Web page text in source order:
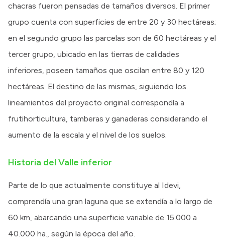
chacras fueron pensadas de tamaños diversos. El primer
grupo cuenta con superficies de entre 20 y 30 hectáreas;
en el segundo grupo las parcelas son de 60 hectáreas y el
tercer grupo, ubicado en las tierras de calidades
inferiores, poseen tamaños que oscilan entre 80 y 120
hectáreas. El destino de las mismas, siguiendo los
lineamientos del proyecto original correspondía a
frutihorticultura, tamberas y ganaderas considerando el
aumento de la escala y el nivel de los suelos.
Historia del Valle inferior
Parte de lo que actualmente constituye al Idevi,
comprendía una gran laguna que se extendía a lo largo de
60 km, abarcando una superficie variable de 15.000 a
40.000 ha., según la época del año.